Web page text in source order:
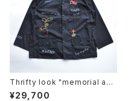
Thrifty look "memorial acti
ve coverall"
¥29,700